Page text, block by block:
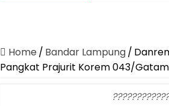
Jasa Raharja Serahkan Santunan
Pastikan Pelayanan Maksimal, Direksi
Dirut Jasa Raharja Dampingi Wamenhub
Jasa Raharja Jamin Seluruh Korban
Home / Bandar Lampung/
Pangkat Prajurit Korem 043/Gatam